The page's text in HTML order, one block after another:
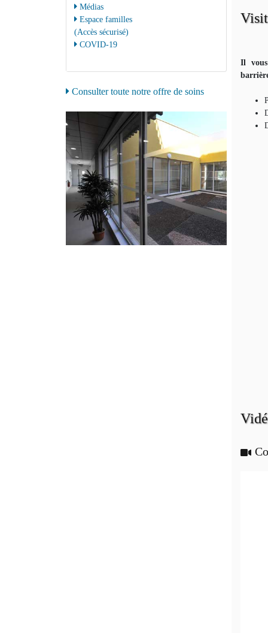
Médias
Espace familles
(Accès sécurisé)
COVID-19
Consulter toute notre offre de soins
Il vous